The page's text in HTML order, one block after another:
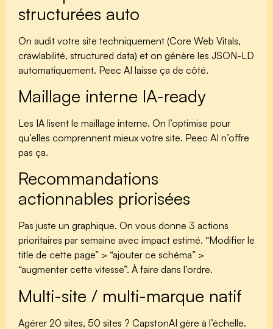
structurées auto
On audit votre site techniquement (Core Web Vitals,
crawlabilité, structured data) et on génère les JSON-LD
automatiquement. Peec AI laisse ça de côté.
Maillage interne IA-ready
Les IA lisent le maillage interne. On l’optimise pour
qu’elles comprennent mieux votre site. Peec AI n’offre
pas ça.
Recommandations
actionnables priorisées
Pas juste un graphique. On vous donne 3 actions
prioritaires par semaine avec impact estimé. “Modifier le
title de cette page” > “ajouter ce schéma” >
“augmenter cette vitesse”. À faire dans l’ordre.
Multi-site / multi-marque natif
Agérer 20 sites, 50 sites ? CapstonAI gère à l’échelle.